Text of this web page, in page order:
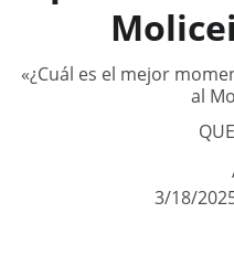
«¿Cuál es el mejor
al
3/18/